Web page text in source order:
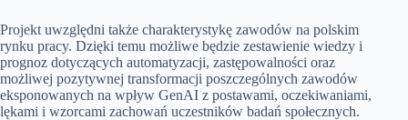
Projekt uwzględni także charakterystykę zawodów na polskim
rynku pracy. Dzięki temu możliwe będzie zestawienie wiedzy i
prognoz dotyczących automatyzacji, zastępowalności oraz
możliwej pozytywnej transformacji poszczególnych zawodów
eksponowanych na wpływ GenAI z postawami, oczekiwaniami,
lękami i wzorcami zachowań uczestników badań społecznych.